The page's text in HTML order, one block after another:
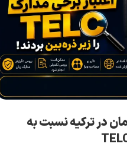
در ترکیه نسبت به